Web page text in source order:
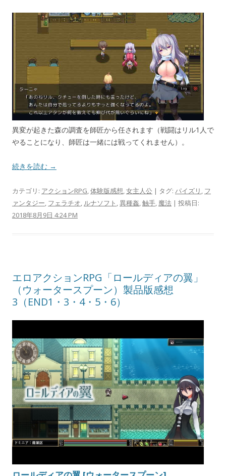
異変が起きた森の調査を師匠から任されます（戦闘はリル1人で
やることになり、師匠は一緒には戦ってくれません）。
続きを読む →
カテゴリ: アクションRPG,体験版感想,女主人公 | タグ: パイズリ , フ
ァンタジー, フェラチオ, ルナソフト ,異種姦,触手, 魔法 | 投稿日:
2018年8月9日 4:24 PM
エロアクションRPG「ロールディアの翼」
（ウォータースプーン）製品版感想
3（END1・3・4・5・6）